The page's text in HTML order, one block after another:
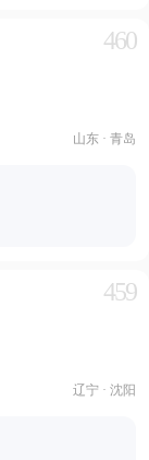
460
山东 · 青岛
459
辽宁 · 沈阳